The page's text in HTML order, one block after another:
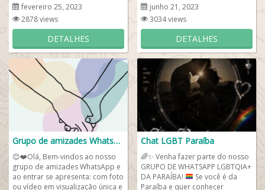
fevereiro 25, 2023
2878 views
DETALHES
junho 21, 2023
3034 views
DETALHES
Grupo de amizades WhatsApp😁
😊❤️Olá, Bem-vindos ao nosso
grupo de amizades WhatsApp e
ao entrar se apresenta: com foto
ou vídeo em visualização única e
Chat LGBT Paraíba
🌈✨ Venha fazer parte do nosso
GRUPO DE WHATSAPP LGBTQIA+
DA PARAÍBA!
Se você é da
Paraíba e quer conhecer